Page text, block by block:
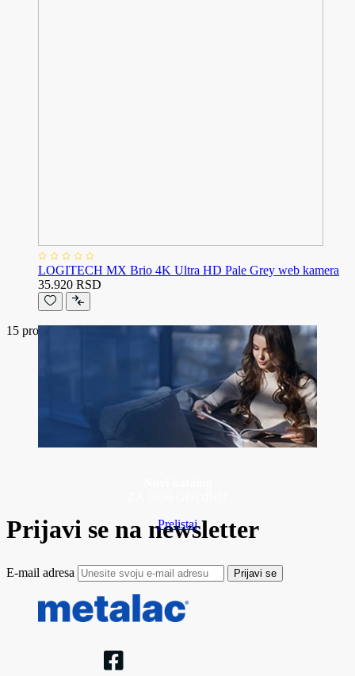
LOGITECH MX Brio 4K Ultra HD Pale Grey web kamera
35.920 RSD
15 proizvoda
Prelistaj
Prijavi se na newsletter
E-mail adresa Prijavi se